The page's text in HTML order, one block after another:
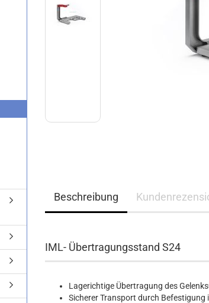
Beschreibung
IML- Übertragungsstand S24
Lagerichtige Übertragung des
Sicherer Transport durch